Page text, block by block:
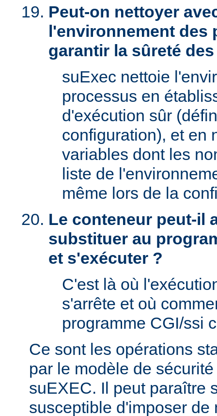
Peut-on nettoyer
l'environnement des
garantir la sûreté
suExec nettoie
processus en
d'exécution sûr
configuration), et en
variables dont les
liste de
même lors de la
Le conteneur peut-il
substituer au
et s'exécuter ?
C'est là où
s'arrête et où
programme CGI/ssi
Ce sont les opérations
par le modèle de
suEXEC. Il peut paraître
susceptible d'imposer